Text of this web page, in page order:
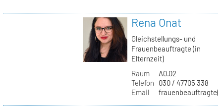
Rena Onat
Gleichstellungs- und
Frauenbeauftragte (in
Elternzeit)
Raum
A0.02
Telefon
030 / 47705 338
Email